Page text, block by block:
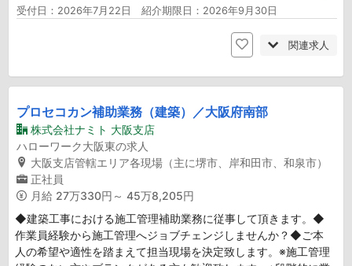
受付日：2026年7月22日 紹介期限日：2026年9月30日
関連求人
プロセコカン補助業務（建築）／大阪府南部
株式会社ナミト 大阪支店
ハローワーク大阪東の求人
大阪支店管轄エリア各現場（主に堺市、岸和田市、和泉市）
正社員
月給 27万330円～ 45万8,205円
◆建築工事における施工管理補助業務に従事して頂きます。◆
作業員経験から施工管理へジョブチェンジしませんか？◆ご本
人の希望や適性を踏まえて担当現場を決定致します。※施工管理